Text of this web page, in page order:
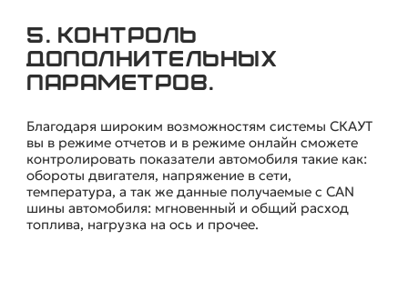
5. Контроль
дополнительных
параметров.
Благодаря широким возможностям системы СКАУТ
вы в режиме отчетов и в режиме онлайн сможете
контролировать показатели автомобиля такие как:
обороты двигателя, напряжение в сети,
температура, а так же данные получаемые с CAN
шины автомобиля: мгновенный и общий расход
топлива, нагрузка на ось и прочее.